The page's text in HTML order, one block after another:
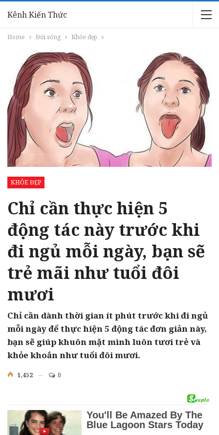
Kênh Kiến Thức
Home Đời sống Khỏe đẹp
KHỎE ĐẸP
Chỉ cần thực hiện 5
động tác này trước khi
đi ngủ mỗi ngày, bạn sẽ
trẻ mãi như tuổi đôi
mươi
Chỉ cần dành thời gian ít phút trước khi đi ngủ
mỗi ngày để thực hiện 5 động tác đơn giản này,
bạn sẽ giúp khuôn mặt mình luôn tươi trẻ và
khỏe khoắn như tuổi đôi mươi.
1,452 0